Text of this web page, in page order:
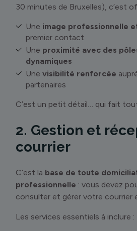
30 minutes de Bruxelles), c’est
Une image professionnelle
premier contact
Une proximité avec des
dynamiques
Unevisibilité renforcée
partenaires
C’est un petit détail… qui fait
2. Gestion et
courrier
C’est la base de toute
professionnelle : vous devez
consulter et gérer votre courrier
Les services essentiels à inclure :